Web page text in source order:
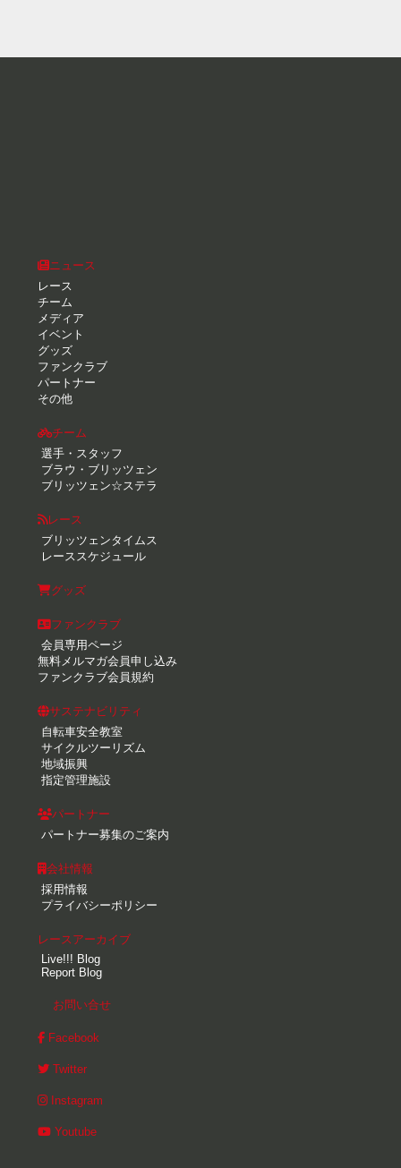
ニュース
レース
チーム
メディア
イベント
グッズ
ファンクラブ
パートナー
その他
チーム
選手・スタッフ
ブラウ・ブリッツェン
ブリッツェン☆ステラ
レース
ブリッツェンタイムス
レーススケジュール
グッズ
ファンクラブ
会員専用ページ
無料メルマガ会員申し込み
ファンクラブ会員規約
サステナビリティ
自転車安全教室
サイクルツーリズム
地域振興
指定管理施設
パートナー
パートナー募集のご案内
会社情報
採用情報
プライバシーポリシー
レースアーカイブ
Live!!! Blog
Report Blog
お問い合せ
Facebook
Twitter
Instagram
Youtube